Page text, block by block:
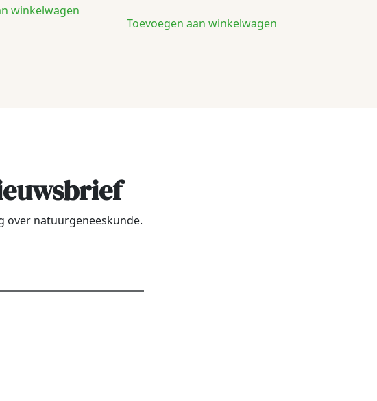
winkelwagen
Toevoegen aan winkelwagen
over natuurgeneeskunde.